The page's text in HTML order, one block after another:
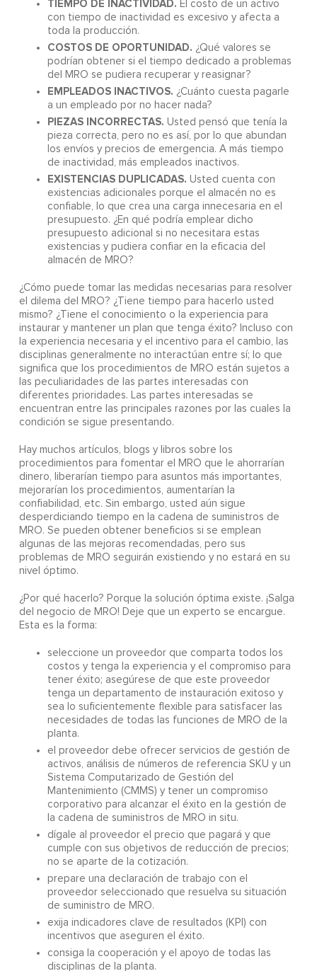
TIEMPO DE INACTIVIDAD. El costo de un activo
con tiempo de inactividad es excesivo y afecta a
toda la producción.
COSTOS DE OPORTUNIDAD. ¿Qué valores se
podrían obtener si el tiempo dedicado a problemas
del MRO se pudiera recuperar y reasignar?
EMPLEADOS INACTIVOS. ¿Cuánto cuesta pagarle
a un empleado por no hacer nada?
PIEZAS INCORRECTAS. Usted pensó que tenía la
pieza correcta, pero no es así, por lo que abundan
los envíos y precios de emergencia. A más tiempo
de inactividad, más empleados inactivos.
EXISTENCIAS DUPLICADAS. Usted cuenta con
existencias adicionales porque el almacén no es
confiable, lo que crea una carga innecesaria en el
presupuesto. ¿En qué podría emplear dicho
presupuesto adicional si no necesitara estas
existencias y pudiera confiar en la eficacia del
almacén de MRO?
¿Cómo puede tomar las medidas necesarias para resolver
el dilema del MRO? ¿Tiene tiempo para hacerlo usted
mismo? ¿Tiene el conocimiento o la experiencia para
instaurar y mantener un plan que tenga éxito? Incluso con
la experiencia necesaria y el incentivo para el cambio, las
disciplinas generalmente no interactúan entre sí; lo que
significa que los procedimientos de MRO están sujetos a
las peculiaridades de las partes interesadas con
diferentes prioridades. Las partes interesadas se
encuentran entre las principales razones por las cuales la
condición se sigue presentando.
Hay muchos artículos, blogs y libros sobre los
procedimientos para fomentar el MRO que le ahorrarían
dinero, liberarían tiempo para asuntos más importantes,
mejorarían los procedimientos, aumentarían la
confiabilidad, etc. Sin embargo, usted aún sigue
desperdiciando tiempo en la cadena de suministros de
MRO. Se pueden obtener beneficios si se emplean
algunas de las mejoras recomendadas, pero sus
problemas de MRO seguirán existiendo y no estará en su
nivel óptimo.
¿Por qué hacerlo? Porque la solución óptima existe. ¡Salga
del negocio de MRO! Deje que un experto se encargue.
Esta es la forma:
seleccione un proveedor que comparta todos los
costos y tenga la experiencia y el compromiso para
tener éxito; asegúrese de que este proveedor
tenga un departamento de instauración exitoso y
sea lo suficientemente flexible para satisfacer las
necesidades de todas las funciones de MRO de la
planta.
el proveedor debe ofrecer servicios de gestión de
activos, análisis de números de referencia SKU y un
Sistema Computarizado de Gestión del
Mantenimiento (CMMS) y tener un compromiso
corporativo para alcanzar el éxito en la gestión de
la cadena de suministros de MRO in situ.
dígale al proveedor el precio que pagará y que
cumple con sus objetivos de reducción de precios;
no se aparte de la cotización.
prepare una declaración de trabajo con el
proveedor seleccionado que resuelva su situación
de suministro de MRO.
exija indicadores clave de resultados (KPI) con
incentivos que aseguren el éxito.
consiga la cooperación y el apoyo de todas las
disciplinas de la planta.